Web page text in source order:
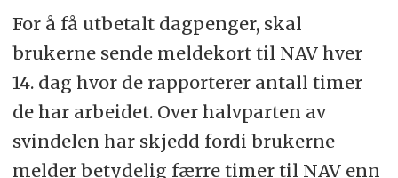
For å få utbetalt dagpenger, skal
brukerne sende meldekort til NAV hver
14. dag hvor de rapporterer antall timer
de har arbeidet. Over halvparten av
svindelen har skjedd fordi brukerne
melder betydelig færre timer til NAV enn